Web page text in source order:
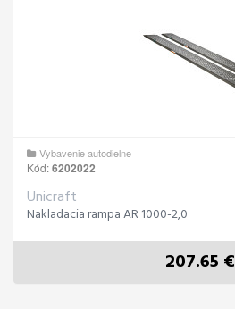
Vybavenie autodielne
Kód:6202022
Unicraft
Nakladacia rampa AR 1000-2,0
207.65 €